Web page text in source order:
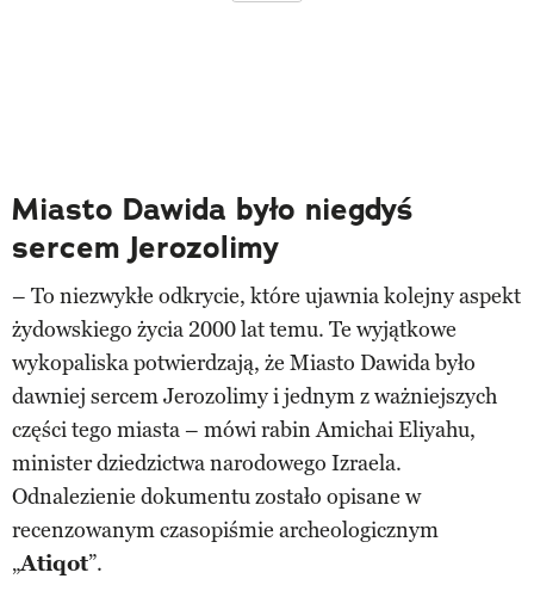
Miasto Dawida było niegdyś
sercem Jerozolimy
– To niezwykłe odkrycie, które ujawnia kolejny aspekt
żydowskiego życia 2000 lat temu. Te wyjątkowe
wykopaliska potwierdzają, że Miasto Dawida było
dawniej sercem Jerozolimy i jednym z ważniejszych
części tego miasta – mówi rabin Amichai Eliyahu,
minister dziedzictwa narodowego Izraela.
Odnalezienie dokumentu zostało opisane w
recenzowanym czasopiśmie archeologicznym
„Atiqot”.